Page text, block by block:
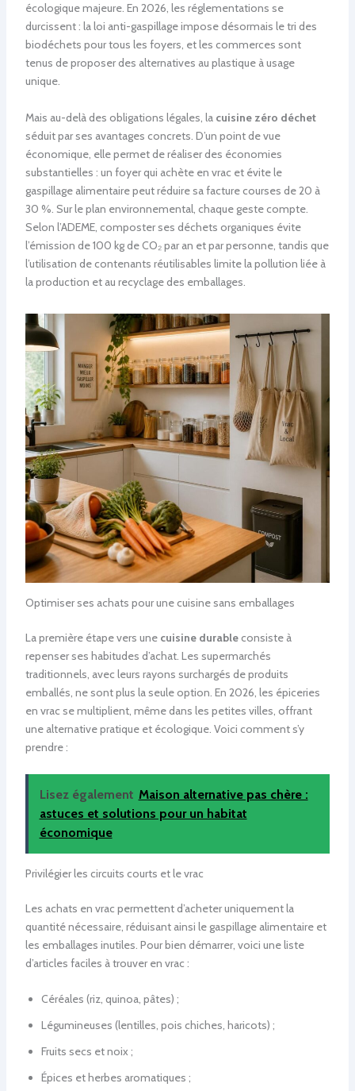
écologique majeure. En 2026, les réglementations se
durcissent : la loi anti-gaspillage impose désormais le tri des
biodéchets pour tous les foyers, et les commerces sont
tenus de proposer des alternatives au plastique à usage
unique.
Mais au-delà des obligations légales, la cuisine zéro déchet
séduit par ses avantages concrets. D’un point de vue
économique, elle permet de réaliser des économies
substantielles : un foyer qui achète en vrac et évite le
gaspillage alimentaire peut réduire sa facture courses de 20 à
30 %. Sur le plan environnemental, chaque geste compte.
Selon l’ADEME, composter ses déchets organiques évite
l’émission de 100 kg de CO₂ par an et par personne, tandis que
l’utilisation de contenants réutilisables limite la pollution liée à
la production et au recyclage des emballages.
Optimiser ses achats pour une cuisine sans emballages
La première étape vers une cuisine durableconsiste à
repenser ses habitudes d’achat. Les supermarchés
traditionnels, avec leurs rayons surchargés de produits
emballés, ne sont plus la seule option. En 2026, les épiceries
en vrac se multiplient, même dans les petites villes, offrant
une alternative pratique et écologique. Voici comment s’y
prendre :
Lisez également Maison alternative pas chère :
astuces et solutions pour un habitat
économique
Privilégier les circuits courts et le vrac
Les achats en vrac permettent d’acheter uniquement la
quantité nécessaire, réduisant ainsi le gaspillage alimentaire et
les emballages inutiles. Pour bien démarrer, voici une liste
d’articles faciles à trouver en vrac :
Céréales (riz, quinoa, pâtes) ;
Légumineuses (lentilles, pois chiches, haricots) ;
Fruits secs et noix ;
Épices et herbes aromatiques ;